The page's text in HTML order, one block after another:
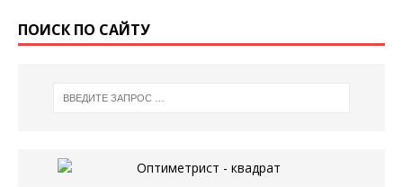
ПОИСК ПО САЙТУ